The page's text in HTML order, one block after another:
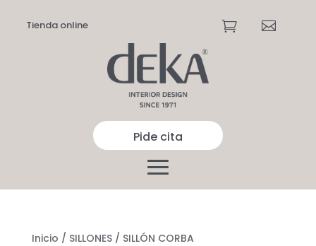
Tienda online  
Pide cita
Inicio / SILLONES/ SILLÓN CORBA